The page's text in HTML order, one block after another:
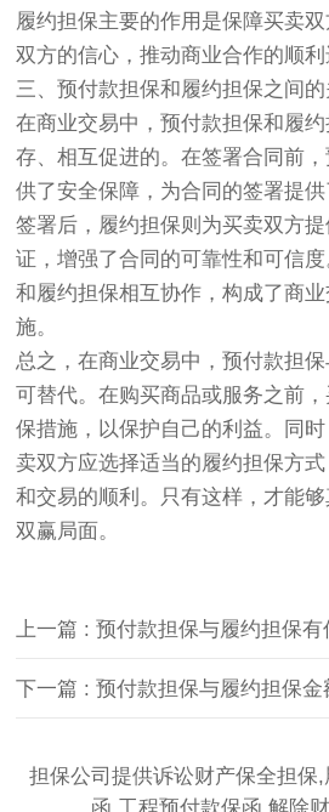
履约担保主要的作用是保障买卖
双方的信心，推动商业合作的顺利
三、预付款担保和履约担保之间的
在商业交易中，预付款担保和履
存、相互促进的。在签署合同前
供了安全保障，为合同的签署提
签署后，履约担保则为买卖双方
证，增强了合同的可靠性和可信
和履约担保相互协作，构成了商
施。
总之，在商业交易中，预付款担
可替代。在购买商品或服务之前
保措施，以保护自己的利益。同
卖双方应选择适当的履约担保方
和交易的顺利。只有这样，才能
双赢局面。
上一篇 : 预付款担保与履约担保有
下一篇 : 预付款担保与履约担保金
担保公司提供诉讼财产保全担保
函,工程预付款保函,解除财